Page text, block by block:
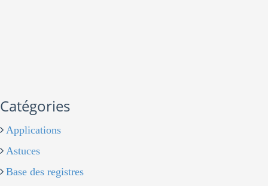
Catégories
Applications
Astuces
Base des registres